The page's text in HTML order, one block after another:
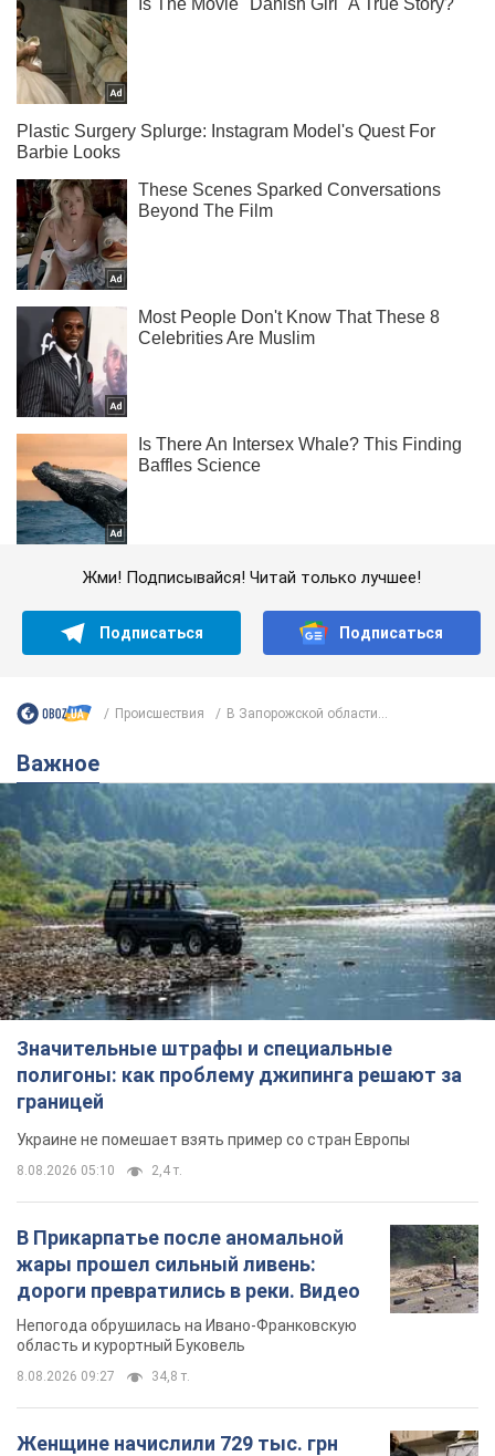
Жми! Подписывайся! Читай только лучшее!
Подписаться Подписаться
Происшествия В Запорожской области...
Важное
Значительные штрафы и специальные
полигоны: как проблему джипинга решают за
границей
Украине не помешает взять пример со стран Европы
8.08.2026 05:10 2,4 т.
В Прикарпатье после аномальной
жары прошел сильный ливень:
дороги превратились в реки. Видео
Непогода обрушилась на Ивано-Франковскую
область и курортный Буковель
8.08.2026 09:27 34,8 т.
Женщине начислили 729 тыс. грн